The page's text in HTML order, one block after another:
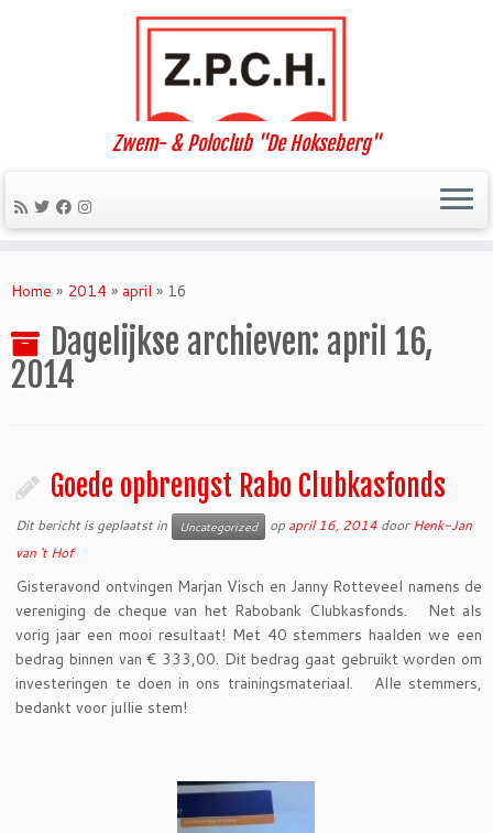
naar
Zwem- & Poloclub "De Hokseberg"
Home » 2014 » april » 16
Dagelijkse archieven: april 16,
2014
Goede opbrengst Rabo Clubkasfonds
Dit bericht is geplaatst in Uncategorized op april 16, 2014 doorHenk-Jan
van 't Hof
Gisteravond ontvingen Marjan Visch en Janny Rotteveel namens de
vereniging de cheque van het Rabobank Clubkasfonds. Net als
vorig jaar een mooi resultaat! Met 40 stemmers haalden we een
bedrag binnen van € 333,00. Dit bedrag gaat gebruikt worden om
investeringen te doen in ons trainingsmateriaal. Alle stemmers,
bedankt voor jullie stem!